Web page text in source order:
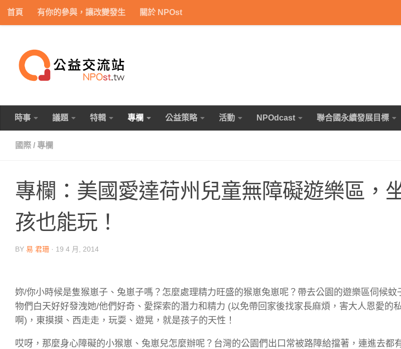
Skip to content
首頁 有你的參與，讓改變發生 關於 NPOst
時事 議題 特輯 專欄 公益策略 活動 NPOdcast 聯合國永續發展目標
國際 / 專欄
專欄：美國愛達荷州兒童無障礙遊樂區，
孩也能玩！
BY 易 君珊 · 19 4 月, 2014
妳/你小時候是隻猴崽子、兔崽子嗎？怎麼處理精力旺盛的猴崽兔崽呢？帶去公園的遊樂區伺候蚊
物們白天好好發洩她/他們好奇、愛探索的潛力和精力 (以免帶回家後找家長麻煩，害大人恩愛的
啊)，東摸摸、西走走，玩耍、遊晃，就是孩子的天性！
哎呀，那麼身心障礙的小猴崽、兔崽兒怎麼辦呢？台灣的公園們出口常被路障給擋著，連進去都